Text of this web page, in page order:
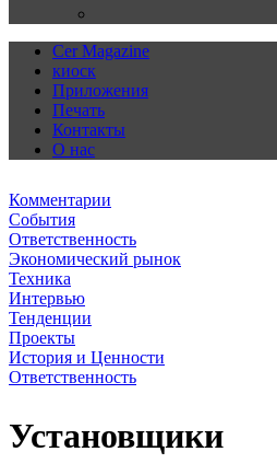
Cer Magazine
киоск
Приложения
Печать
Контакты
О нас
Комментарии
События
Ответственность
Экономический рынок
Техника
Интервью
Тенденции
Проекты
История и Ценности
Ответственность
Установщики